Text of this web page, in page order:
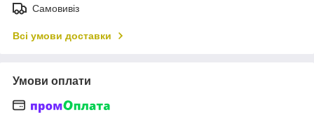
Самовивіз
Всі умови доставки
Умови оплати